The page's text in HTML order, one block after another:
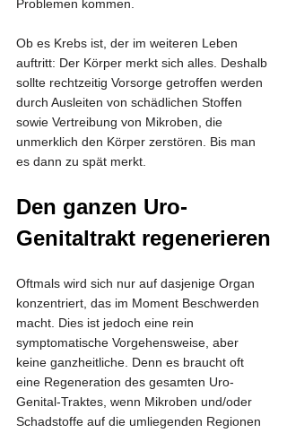
Problemen kommen.
Ob es Krebs ist, der im weiteren Leben
auftritt: Der Körper merkt sich alles. Deshalb
sollte rechtzeitig Vorsorge getroffen werden
durch Ausleiten von schädlichen Stoffen
sowie Vertreibung von Mikroben, die
unmerklich den Körper zerstören. Bis man
es dann zu spät merkt.
Den ganzen Uro-
Genitaltrakt regenerieren
Oftmals wird sich nur auf dasjenige Organ
konzentriert, das im Moment Beschwerden
macht. Dies ist jedoch eine rein
symptomatische Vorgehensweise, aber
keine ganzheitliche. Denn es braucht oft
eine Regeneration des gesamten Uro-
Genital-Traktes, wenn Mikroben und/oder
Schadstoffe auf die umliegenden Regionen